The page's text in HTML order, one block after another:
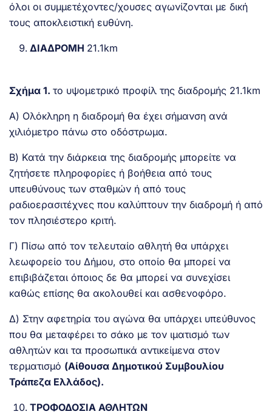
όλοι οι συμμετέχοντες/χουσες αγωνίζονται με δική
τους αποκλειστική ευθύνη.
ΔΙΑΔΡΟΜΗ 21.1km
Σχήμα 1. το υψομετρικό προφίλ της διαδρομής 21.1km
Α) Ολόκληρη η διαδρομή θα έχει σήμανση ανά
χιλιόμετρο πάνω στο οδόστρωμα.
Β) Κατά την διάρκεια της διαδρομής μπορείτε να
ζητήσετε πληροφορίες ή βοήθεια από τους
υπευθύνους των σταθμών ή από τους
ραδιοερασιτέχνες που καλύπτουν την διαδρομή ή από
τον πλησιέστερο κριτή.
Γ) Πίσω από τον τελευταίο αθλητή θα υπάρχει
λεωφορείο του Δήμου, στο οποίο θα μπορεί να
επιβιβάζεται όποιος δε θα μπορεί να συνεχίσει
καθώς επίσης θα ακολουθεί και ασθενοφόρο.
Δ) Στην αφετηρία του αγώνα θα υπάρχει υπεύθυνος
που θα μεταφέρει το σάκο με τον ιματισμό των
αθλητών και τα προσωπικά αντικείμενα στον
τερματισμό (Αίθουσα Δημοτικού Συμβουλίου
Τράπεζα Ελλάδος).
ΤΡΟΦΟΔΟΣΙΑ ΑΘΛΗΤΩΝ